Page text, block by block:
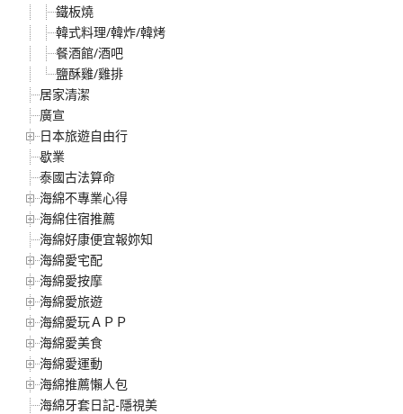
鐵板燒
韓式料理/韓炸/韓烤
餐酒館/酒吧
鹽酥雞/雞排
居家清潔
廣宣
日本旅遊自由行
歇業
泰國古法算命
海綿不專業心得
海綿住宿推薦
海綿好康便宜報妳知
海綿愛宅配
海綿愛按摩
海綿愛旅遊
海綿愛玩ＡＰＰ
海綿愛美食
海綿愛運動
海綿推薦懶人包
海綿牙套日記-隱視美